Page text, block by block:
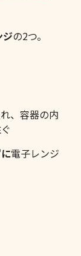
ジの2つ。
、容器の内
電子レンジ